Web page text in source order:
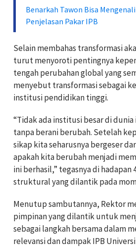
Benarkah Tawon Bisa
Penjelasan Pakar IPB
Selain membahas transformasi
turut menyoroti pentingnya
tengah perubahan global yang
menyebut transformasi sebagai
institusi pendidikan tinggi.
“Tidak ada institusi besar di
tanpa berani berubah. Setelah
sikap kita seharusnya bergeser
apakah kita berubah menjadi
ini berhasil,” tegasnya di hadapan
struktural yang dilantik pada
Menutup sambutannya, Rektor
pimpinan yang dilantik untuk
sebagai langkah bersama dalam
relevansi dan dampak IPB